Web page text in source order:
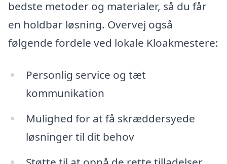
bedste metoder og materialer, så du får
en holdbar løsning. Overvej også
følgende fordele ved lokale Kloakmestere:
Personlig service og tæt
kommunikation
Mulighed for at få skræddersyede
løsninger til dit behov